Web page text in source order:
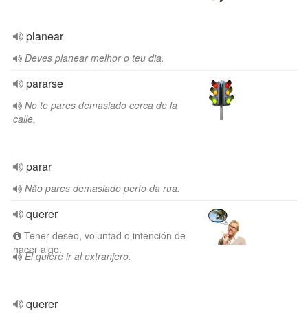
planear
Deves planear melhor o teu dia.
pararse
No te pares demasiado cerca de la
calle.
parar
Não pares demasiado perto da rua.
querer
Tener deseo, voluntad o intención de
hacer algo.
Él quiere ir al extranjero.
querer